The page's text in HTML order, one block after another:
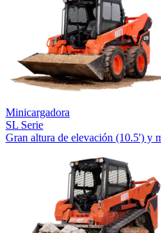
Minicargadora
SL Serie
Gran altura de elevación (10.5') y